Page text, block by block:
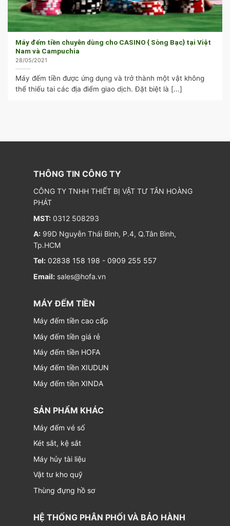
Máy đếm tiền chuyên dùng cho CASINO { Sòng Bạc} tại Việt
Nam và Campuchia
28/05/2021
Máy đếm tiền được ứng dụng và trở thành một vật không
thể thiếu tai các địa điểm giao dịch. Đặt biệt là [...]
THÔNG TIN CÔNG TY
CÔNG TY TNHH THIẾT BỊ VẬT TƯ TÂN HOÀNG
PHÁT
MST: 0312 508293
A: 99D Nguyễn Thái Bình, P.4, Q.Tân Bình,
Tp.HCM
Tel: 02838 158 198 - 0909 255 557
Email: sales@hofa.vn
MÁY ĐẾM TIỀN
Máy đếm tiền cao cấp
Máy đếm tiền giá rẻ
Máy đếm tiền HOFA
Máy đếm tiền XIUDUN
Máy đếm tiền XINDA
SẢN PHẨM KHÁC
Máy đếm vé số
Két sắt, kệ sắt
Máy hủy tài liệu
Vật tư kho quỹ
Thùng đựng hồ sơ
HỆ THỐNG PHÂN PHỐI VÀ BẢO HÀNH